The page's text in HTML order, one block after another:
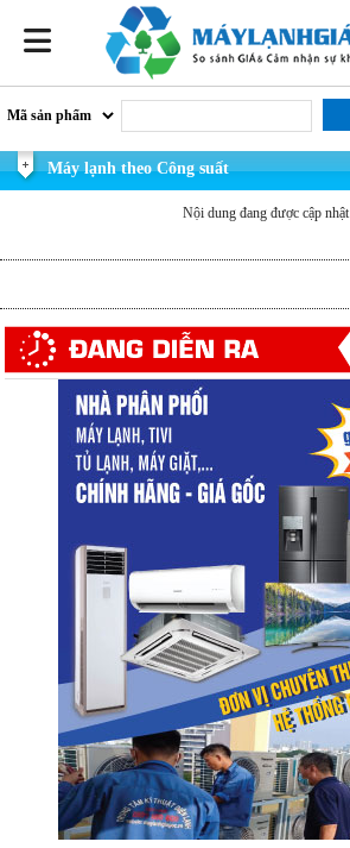
Máy lạnh theo Công suất
Nội dung đang được cập nhật